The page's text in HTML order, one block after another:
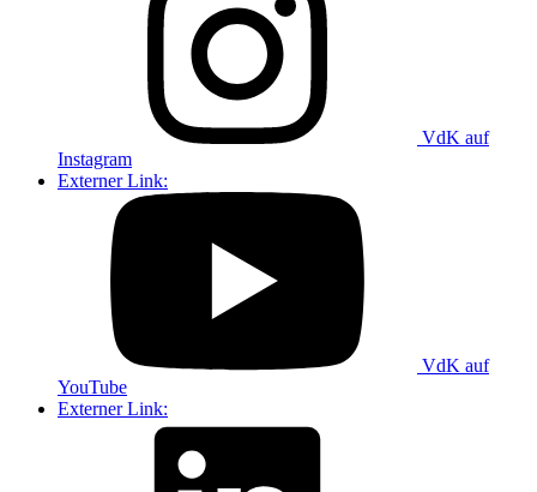
VdK auf
Instagram
Externer Link:
VdK auf
YouTube
Externer Link: